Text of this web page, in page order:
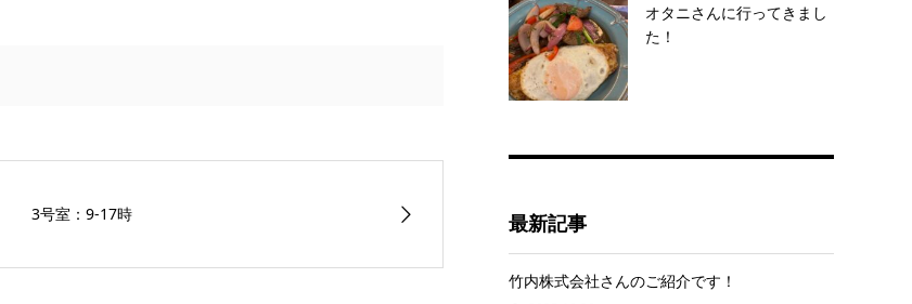
3号室：9-17時
オタニさんに行ってきまし
た！
最新記事
竹内株式会社さんのご紹介です！